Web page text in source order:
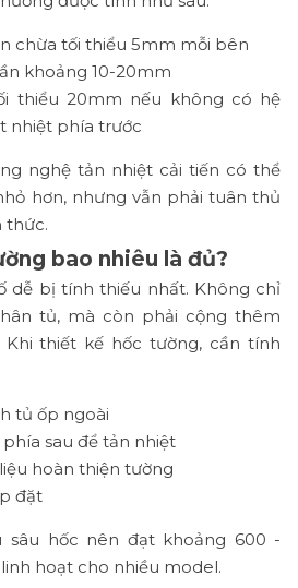
chừa tối thiểu 5mm mỗi bên
khoảng 10-20mm
thiểu 20mm nếu không có hệ
nhiệt phía trước
nghệ tản nhiệt cải tiến có thể
hơn, nhưng vẫn phải tuân thủ
thức.
bao nhiêu là đủ?
dễ bị tính thiếu nhất. Không chỉ
tủ, mà còn phải cộng thêm
thiết kế hốc tường, cần tính
tủ ốp ngoài
sau để tản nhiệt
hoàn thiện tường
đặt
sâu hốc nên đạt khoảng 600 -
hoạt cho nhiều model.